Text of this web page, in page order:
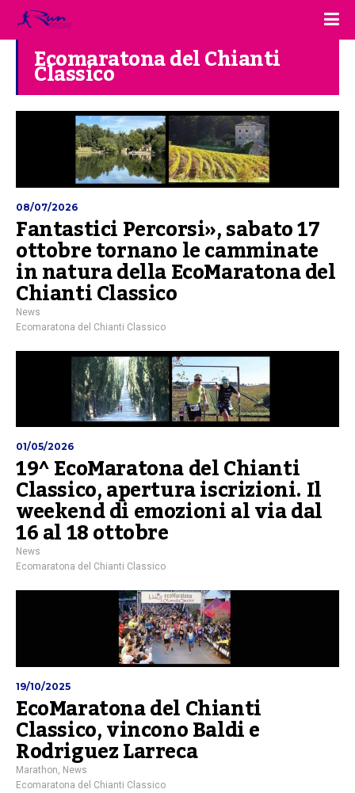
Ecomaratona del Chianti
Classico
08/07/2026
Fantastici Percorsi», sabato 17
ottobre tornano le camminate
in natura della EcoMaratona del
Chianti Classico
News
Ecomaratona del Chianti Classico
01/05/2026
19^ EcoMaratona del Chianti
Classico, apertura iscrizioni. Il
weekend di emozioni al via dal
16 al 18 ottobre
News
Ecomaratona del Chianti Classico
19/10/2025
EcoMaratona del Chianti
Classico, vincono Baldi e
Rodriguez Larreca
Marathon, News
Ecomaratona del Chianti Classico